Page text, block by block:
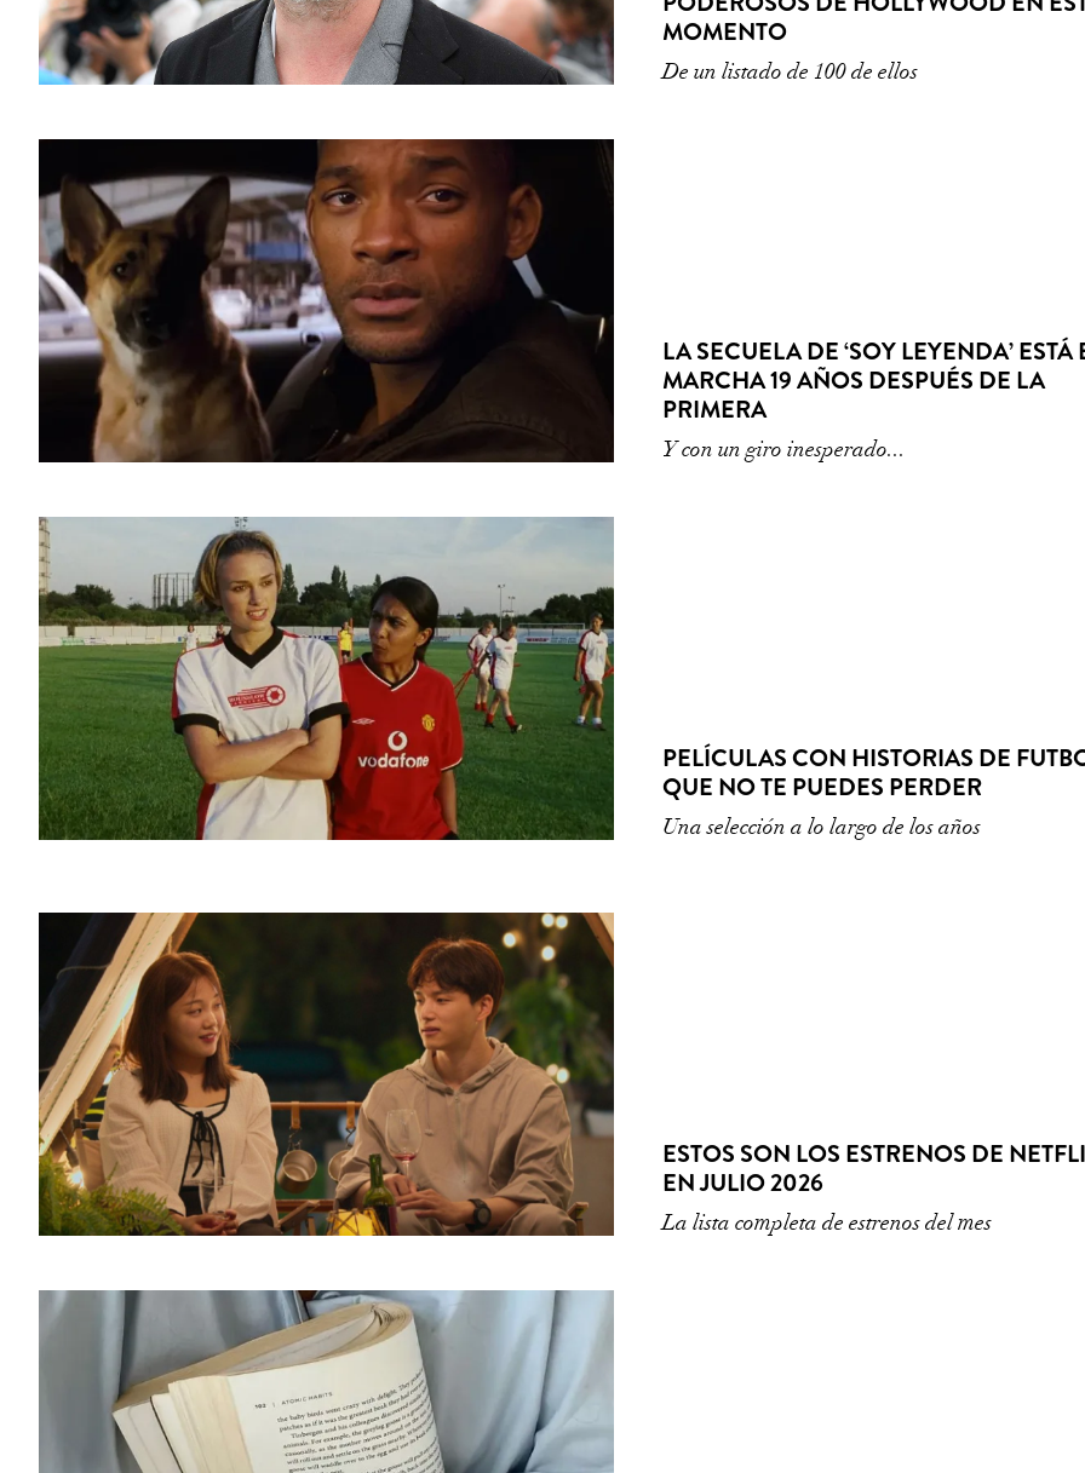
MOMENTO
De un listado de 100 de ellos
LA SECUELA DE ‘SOY LEYENDA’ ESTÁ
MARCHA 19 AÑOS DESPUÉS DE LA
PRIMERA
Y con un giro inesperado...
PELÍCULAS CON HISTORIAS DE
QUE NO TE PUEDES PERDER
Una selección a lo largo de los años
ESTOS SON LOS ESTRENOS DE
EN JULIO 2026
La lista completa de estrenos del mes